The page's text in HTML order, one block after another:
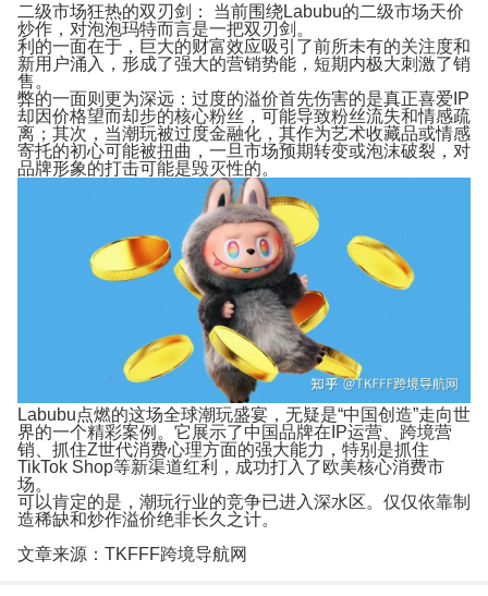
二级市场狂热的双刃剑：
当前围绕Labubu的二级市场天价
炒作，对泡泡玛特而言是一把双刃剑。
利的一面在于，巨大的财富效应吸引了前所未有的关注度和
新用户涌入，形成了强大的营销势能，短期内极大刺激了销
售。
弊的一面则更为深远：过度的溢价首先伤害的是真正喜爱IP
却因价格望而却步的核心粉丝，可能导致粉丝流失和情感疏
离；其次，当潮玩被过度金融化，其作为艺术收藏品或情感
寄托的初心可能被扭曲，一旦市场预期转变或泡沫破裂，对
品牌形象的打击可能是毁灭性的。
Labubu点燃的这场全球潮玩盛宴，无疑是“中国创造”走向世
界的一个精彩案例。它展示了中国品牌在IP运营、跨境营
销、抓住Z世代消费心理方面的强大能力，特别是抓住
TikTok Shop等新渠道红利，成功打入了欧美核心消费市
场。
可以肯定的是，潮玩行业的竞争已进入深水区。仅仅依靠制
造稀缺和炒作溢价绝非长久之计。
文章来源：TKFFF跨境导航网